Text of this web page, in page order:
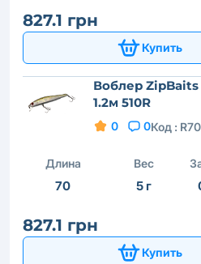
827.1 грн
Купить
Воблер ZipBaits
1.2м 510R
0 0Код :
Длина
70
Вес
5 г
827.1 грн
Купить